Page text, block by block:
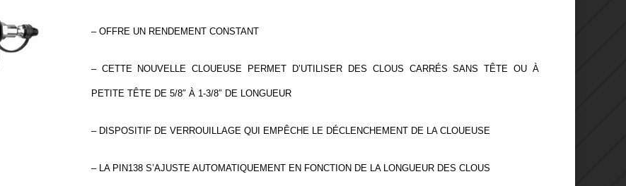
– OFFRE UN RENDEMENT CONSTANT
– CETTE NOUVELLE CLOUEUSE PERMET D’UTILISER DES CLOUS CARRÉS SANS TÊTE OU À
PETITE TÊTE DE 5/8″ À 1-3/8″ DE LONGUEUR
– DISPOSITIF DE VERROUILLAGE QUI EMPÊCHE LE DÉCLENCHEMENT DE LA CLOUEUSE
– LA PIN138 S’AJUSTE AUTOMATIQUEMENT EN FONCTION DE LA LONGUEUR DES CLOUS